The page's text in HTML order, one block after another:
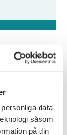
data,
såsom
på din